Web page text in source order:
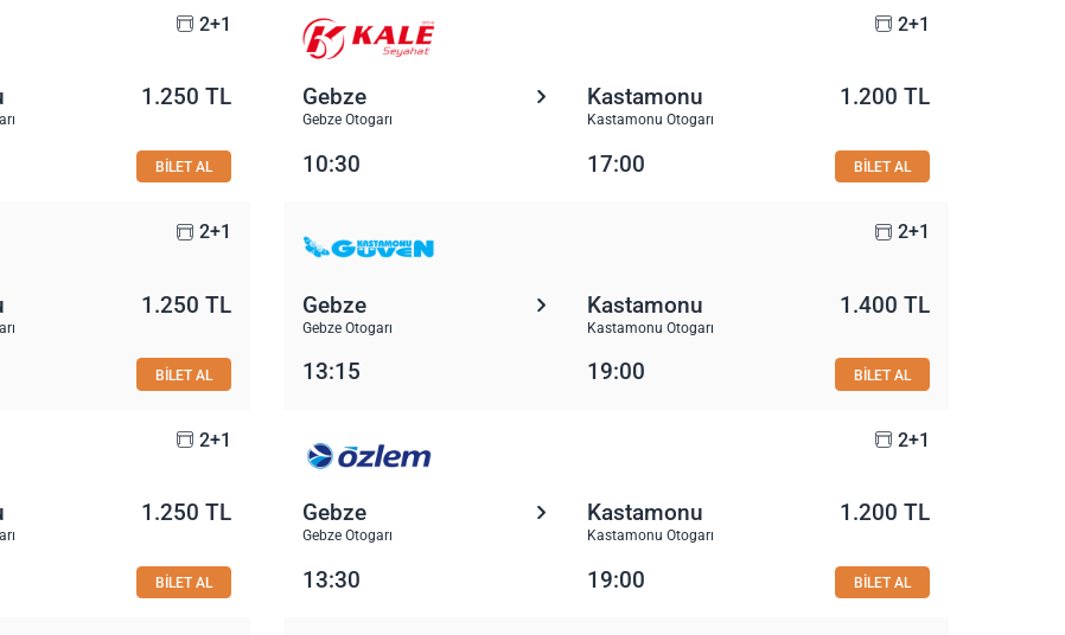
2+1
1.250 TL
BİLET AL
2+1
Gebze
Gebze Otogarı
Kastamonu
Kastamonu Otogarı
1.200 TL
10:30 17:00 BİLET AL
2+1
1.250 TL
BİLET AL
2+1
Gebze
Gebze Otogarı
Kastamonu
Kastamonu Otogarı
1.400 TL
13:15 19:00 BİLET AL
2+1
1.250 TL
BİLET AL
2+1
Gebze
Gebze Otogarı
Kastamonu
Kastamonu Otogarı
1.200 TL
13:30 19:00 BİLET AL